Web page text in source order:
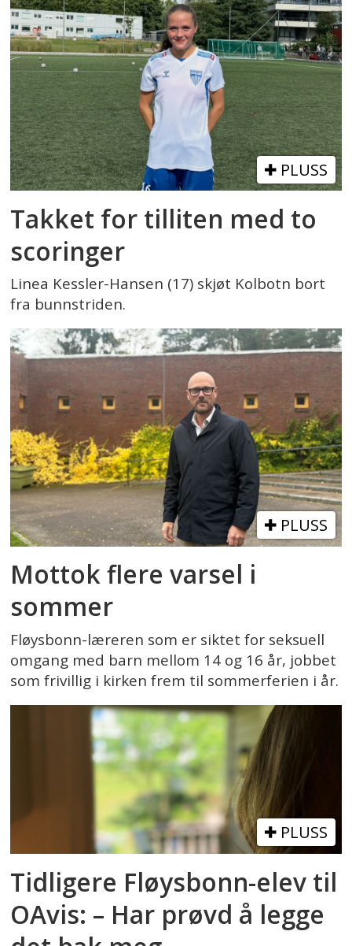
PLUSS
Takket for tilliten med to
scoringer
Linea Kessler-Hansen (17) skjøt Kolbotn bort
fra bunnstriden.
PLUSS
Mottok flere varsel i
sommer
Fløysbonn-læreren som er siktet for seksuell
omgang med barn mellom 14 og 16 år, jobbet
som frivillig i kirken frem til sommerferien i år.
PLUSS
Tidligere Fløysbonn-elev til
OAvis: – Har prøvd å legge